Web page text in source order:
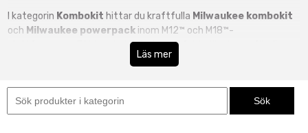
I kategorin Kombokit hittar du kraftfulla Milwaukee kombokit
och Milwaukee powerpack inom M12™ och M18™-
plattformarna. Ett kombokit är den perfekta lösningen för dig
som vill ha flera maskiner, batterier och laddare samlade i ett
Med ett
M12 powerpack
får du kompakta och smidiga verktyg
för service, installation och montage. Ett
Läs mer